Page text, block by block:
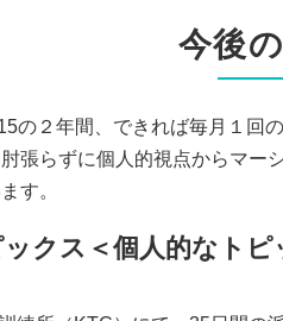
今後
の２年間、できれば毎月１回
張らずに個人的視点からマー
す。
クス＜個人的なト